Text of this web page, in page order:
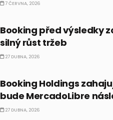
7 ČERVNA, 2026
Booking před výsledky
silný růst tržeb
27 DUBNA, 2026
Booking Holdings
bude MercadoLibre
27 DUBNA, 2026